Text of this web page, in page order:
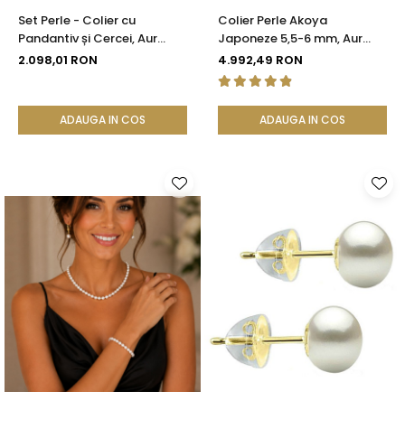
Set Perle - Colier cu
Pandantiv și Cercei, Aur
Galben 14K, Perle Albe
2.098,01 RON
ADAUGA IN COS
Colier Perle Akoya
Japoneze 5,5-6 mm, Aur
Galben 14K cu Închizătoare
Filigranată | KASKADDA®
4.992,49 RON
ADAUGA IN COS